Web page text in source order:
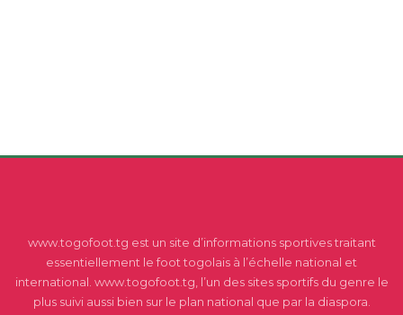
www.togofoot.tg est un site d’informations sportives traitant
essentiellement le foot togolais à l’échelle national et
international. www.togofoot.tg, l’un des sites sportifs du genre le
plus suivi aussi bien sur le plan national que par la diaspora.